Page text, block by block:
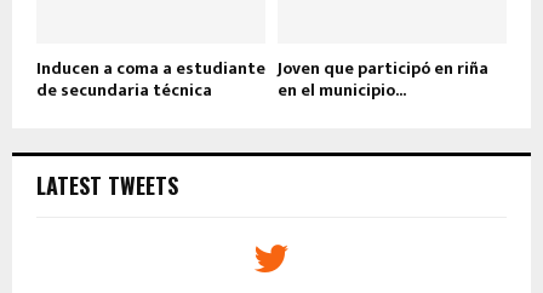
Inducen a coma a estudiante
de secundaria técnica
Joven que participó en riña
en el municipio...
LATEST TWEETS